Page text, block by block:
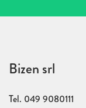
Bizen srl
Tel. 049 9080111